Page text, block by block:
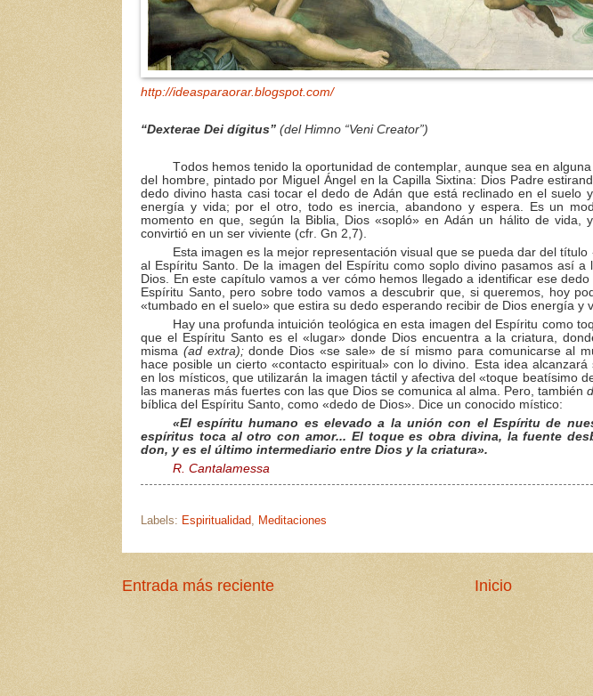
http://ideasparaorar.blogspot.com/
“Dexterae Dei dígitus” (del Himno “Veni Creator”)
Todos hemos tenido la oportunidad de contemplar, aunque sea en
del hombre, pintado por Miguel Ángel en la Capilla Sixtina: Dios Padre
dedo divino hasta casi tocar el dedo de Adán que está reclinado en el suelo
energía y vida; por el otro, todo es inercia, abandono y espera. Es un
momento en que, según la Biblia, Dios «sopló» en Adán un hálito de vida,
convirtió en un ser viviente (cfr. Gn 2,7).
Esta imagen es la mejor representación visual que se pueda dar del
al Espíritu Santo. De la imagen del Espíritu como soplo divino pasamos así a
Dios. En este capítulo vamos a ver cómo hemos llegado a identificar ese
Espíritu Santo, pero sobre todo vamos a descubrir que, si queremos, hoy
«tumbado en el suelo» que estira su dedo esperando recibir de Dios energía y
Hay una profunda intuición teológica en esta imagen del Espíritu como
que el Espíritu Santo es el «lugar» donde Dios encuentra a la criatura,
misma (ad extra);donde Dios «se sale» de sí mismo para comunicarse al
hace posible un cierto «contacto espiritual» con lo divino. Esta idea
en los místicos, que utilizarán la imagen táctil y afectiva del «toque beatísimo
las maneras más fuertes con las que Dios se comunica al alma. Pero, también
bíblica del Espíritu Santo, como «dedo de Dios». Dice un conocido místico:
«El espíritu humano es elevado a la unión con el Espíritu de
espíritus toca al otro con amor... El toque es obra divina, la fuente
don, y es el último intermediario entre Dios y la criatura».
R. Cantalamessa
Labels: Espiritualidad Meditaciones
Entrada más reciente Inicio